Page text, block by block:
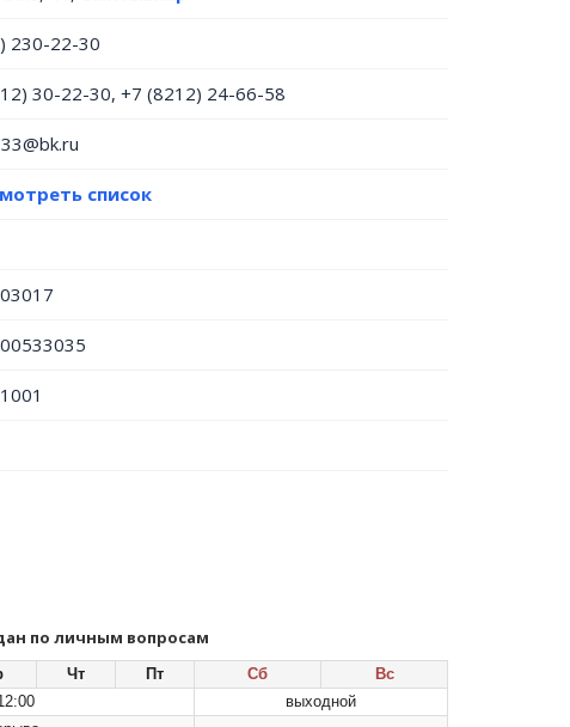
230-22-30
30-22-30, +7 (8212) 24-66-58
список
по личным вопросам
Чт Пт Сб
Вс
выходной